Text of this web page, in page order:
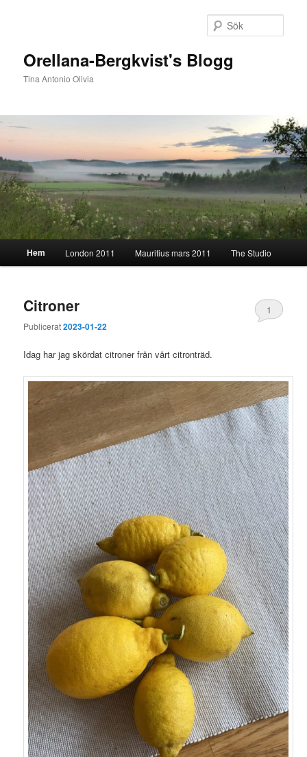
Orellana-Bergkvist's Blogg
Tina Antonio Olivia
Huvudmeny
Hem London 2011 Mauritius mars 2011 The Studio
Citroner
Publicerat2023-01-22
1
Idag har jag skördat citroner från vårt citronträd.